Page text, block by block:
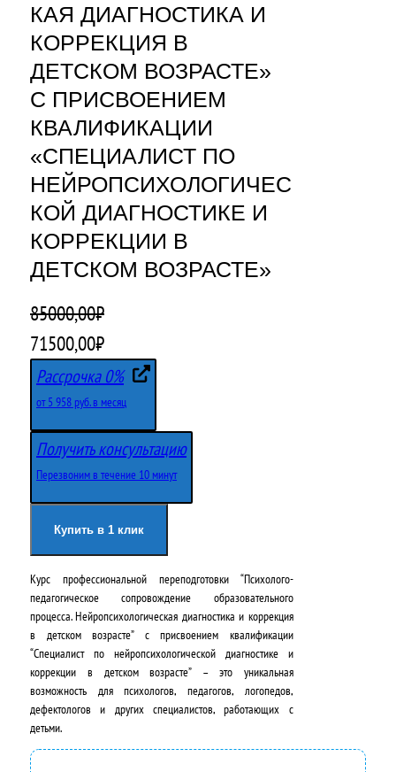
КАЯ ДИАГНОСТИКА И
КОРРЕКЦИЯ В
ДЕТСКОМ ВОЗРАСТЕ»
С ПРИСВОЕНИЕМ
КВАЛИФИКАЦИИ
«СПЕЦИАЛИСТ ПО
НЕЙРОПСИХОЛОГИЧЕС
КОЙ ДИАГНОСТИКЕ И
КОРРЕКЦИИ В
ДЕТСКОМ ВОЗРАСТЕ»
85000,00₽
П
р
в
о
ч
а
л
ь
н
а
я
ц
71500,00₽Т
е
к
у
щ
я
ц
е
н
а
:
7
Рассрочка 0%
от 5 958 руб. в месяц
Получить консультацию
Перезвоним в течение 10 минут
Купить в 1 клик
Курс профессиональной переподготовки “Психолого-
педагогическое сопровождение образовательного
процесса. Нейропсихологическая диагностика и коррекция
в детском возрасте” с присвоением квалификации
“Специалист по нейропсихологической диагностике и
коррекции в детском возрасте” – это уникальная
возможность для психологов, педагогов, логопедов,
дефектологов и других специалистов, работающих с
детьми.